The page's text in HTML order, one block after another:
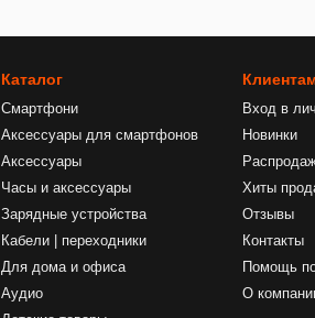
Каталог
Смартфони
Аксессуары для смартфонов
Аксессуары
Часы и аксессуары
Зарядные устройства
Кабели | переходники
Для дома и офиса
Аудио
Вход в
Новинки
Хиты
Отзывы
Контакты
Помощь
О